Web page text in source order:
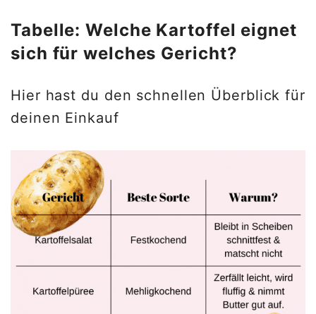
Tabelle: Welche Kartoffel eignet
sich für welches Gericht?
Hier hast du den schnellen Überblick für
deinen Einkauf